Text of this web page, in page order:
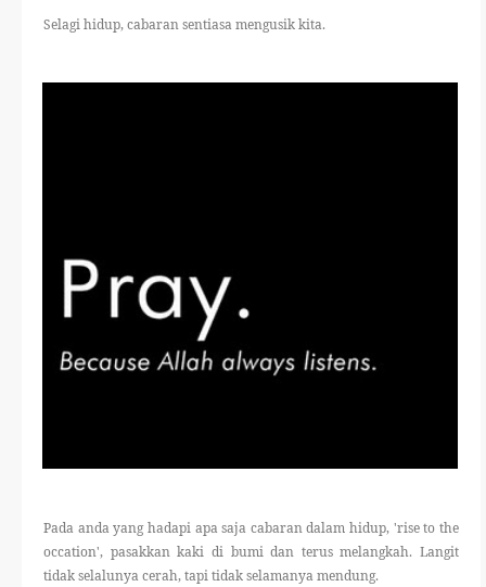
Selagi hidup, cabaran sentiasa mengusik kita.
Pada anda yang hadapi apa saja cabaran dalam hidup, 'rise to the
occation', pasakkan kaki di bumi dan terus melangkah. Langit
tidak selalunya cerah, tapi tidak selamanya mendung.